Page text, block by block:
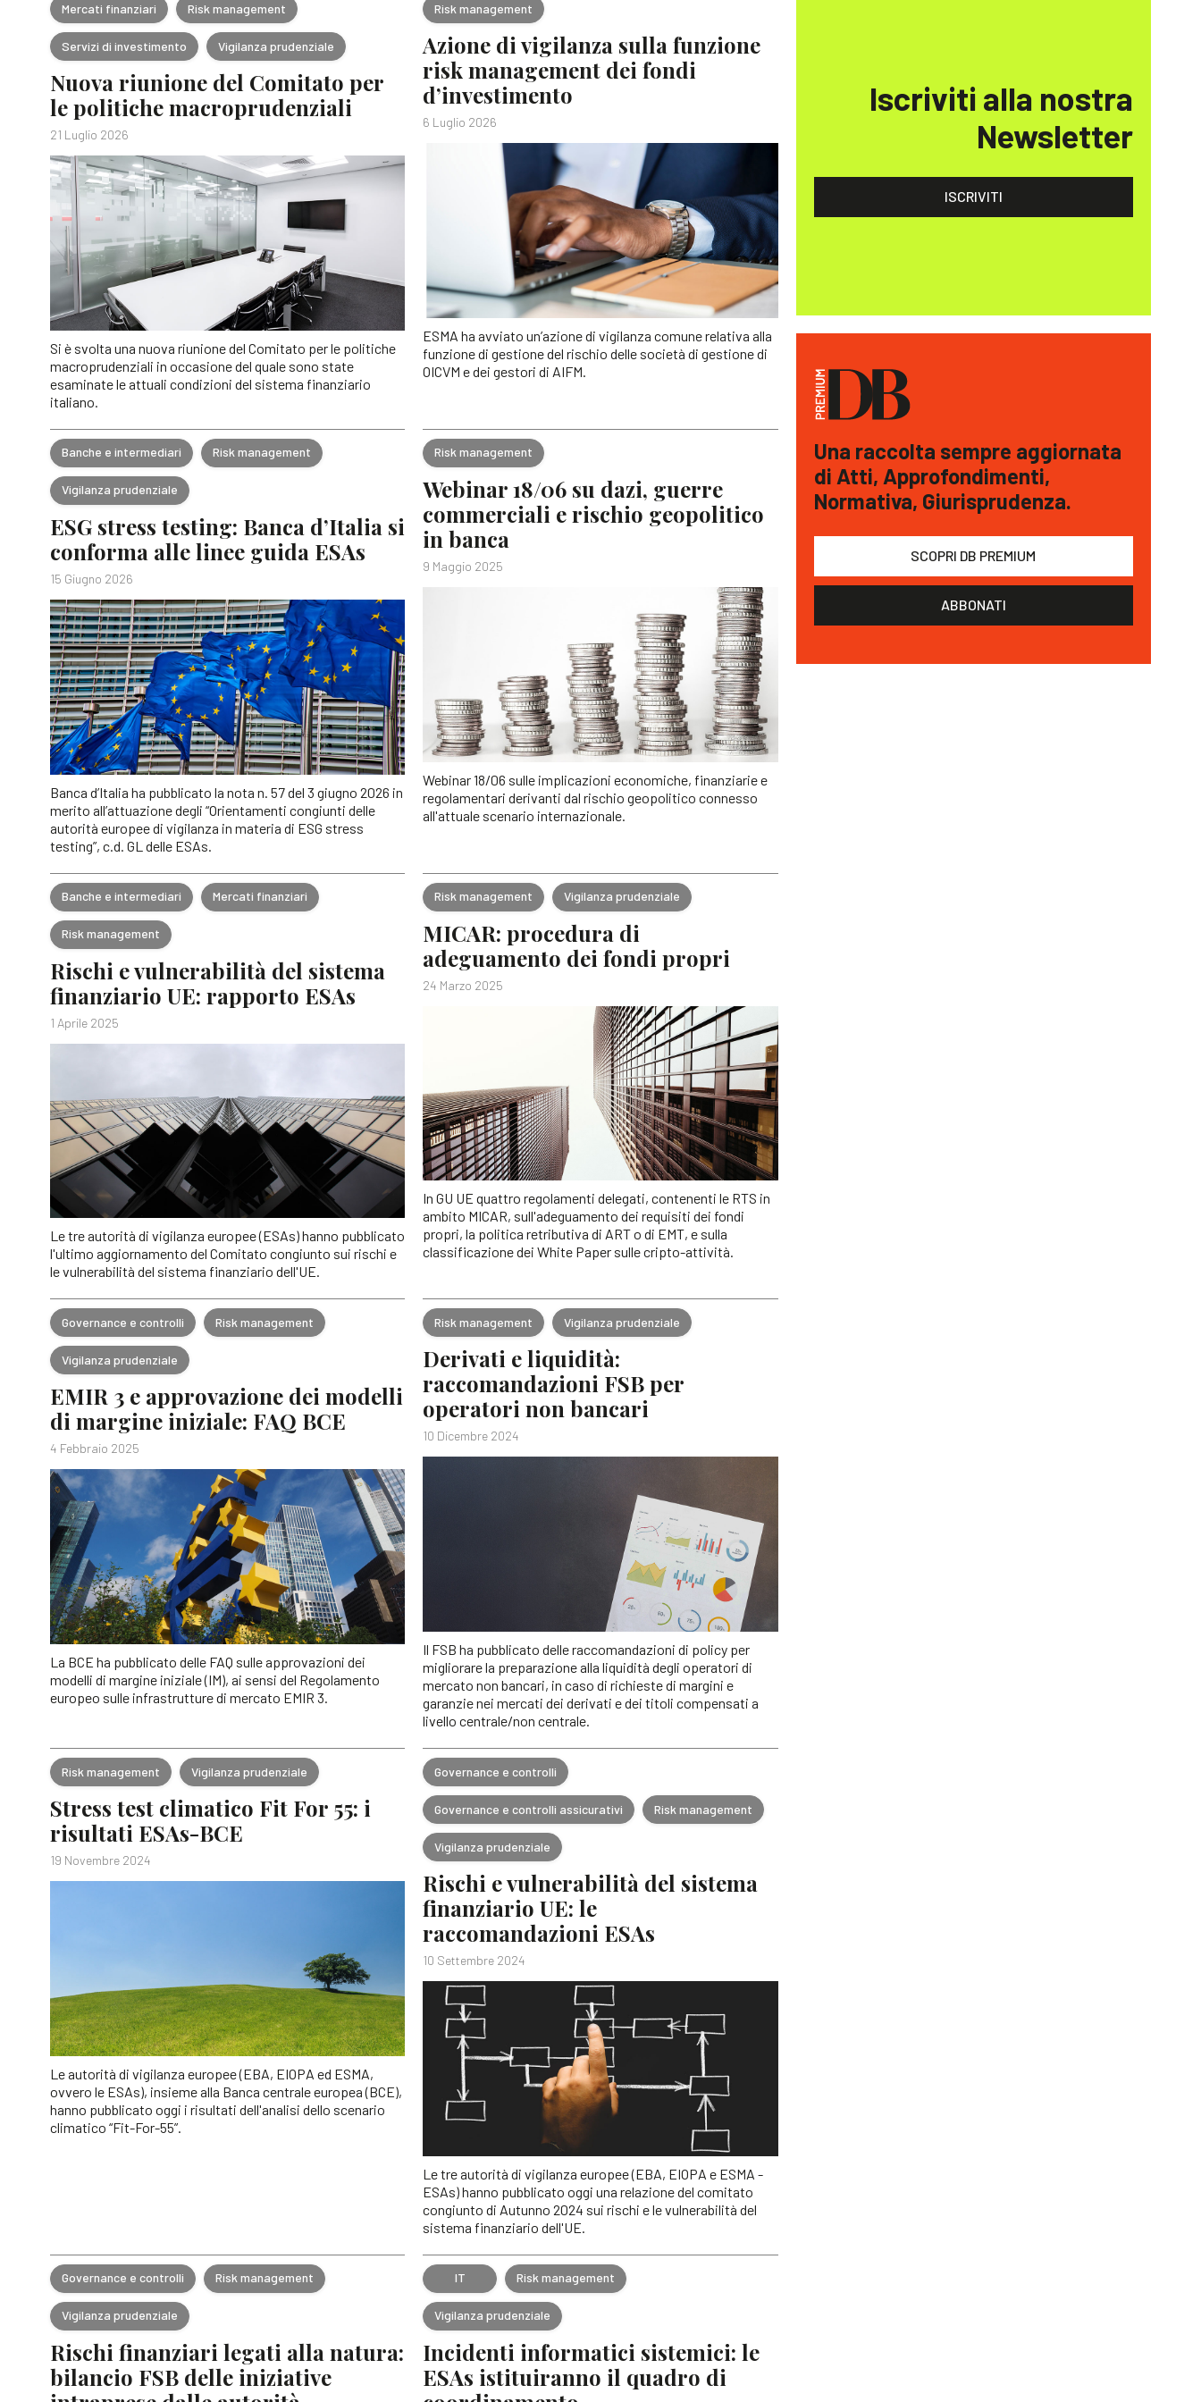
Mercati finanziari Risk management
Servizi di investimento Vigilanza prudenziale
Nuova riunione del Comitato per
le politiche macroprudenziali
21 Luglio 2026
Si è svolta una nuova riunione del Comitato per le politiche
macroprudenziali in occasione del quale sono state
esaminate le attuali condizioni del sistema finanziario
italiano.
Risk management
Azione di vigilanza sulla funzione
risk management dei fondi
d’investimento
6 Luglio 2026
ESMA ha avviato un’azione di vigilanza comune relativa alla
funzione di gestione del rischio delle società di gestione di
OICVM e dei gestori di AIFM.
Banche e intermediari Risk management
Vigilanza prudenziale
ESG stress testing: Banca d’Italia si
conforma alle linee guida ESAs
15 Giugno 2026
Banca d’Italia ha pubblicato la nota n. 57 del 3 giugno 2026 in
merito all’attuazione degli “Orientamenti congiunti delle
autorità europee di vigilanza in materia di ESG stress
testing”, c.d. GL delle ESAs.
Risk management
Webinar 18/06 su dazi, guerre
commerciali e rischio geopolitico
in banca
9 Maggio 2025
Webinar 18/06 sulle implicazioni economiche, finanziarie e
regolamentari derivanti dal rischio geopolitico connesso
all'attuale scenario internazionale.
Banche e intermediari Mercati finanziari
Risk management
Rischi e vulnerabilità del sistema
finanziario UE: rapporto ESAs
1 Aprile 2025
Le tre autorità di vigilanza europee (ESAs) hanno pubblicato
l'ultimo aggiornamento del Comitato congiunto sui rischi e
le vulnerabilità del sistema finanziario dell'UE.
Risk management Vigilanza prudenziale
MICAR: procedura di
adeguamento dei fondi propri
24 Marzo 2025
In GU UE quattro regolamenti delegati, contenenti le RTS in
ambito MICAR, sull'adeguamento dei requisiti dei fondi
propri, la politica retributiva di ART o di EMT, e sulla
classificazione dei White Paper sulle cripto-attività.
Governance e controlli Risk management
Vigilanza prudenziale
EMIR 3 e approvazione dei modelli
di margine iniziale: FAQ BCE
4 Febbraio 2025
La BCE ha pubblicato delle FAQ sulle approvazioni dei
modelli di margine iniziale (IM), ai sensi del Regolamento
europeo sulle infrastrutture di mercato EMIR 3.
Risk management Vigilanza prudenziale
Derivati e liquidità:
raccomandazioni FSB per
operatori non bancari
10 Dicembre 2024
Il FSB ha pubblicato delle raccomandazioni di policy per
migliorare la preparazione alla liquidità degli operatori di
mercato non bancari, in caso di richieste di margini e
garanzie nei mercati dei derivati e dei titoli compensati a
livello centrale/non centrale.
Risk management Vigilanza prudenziale
Stress test climatico Fit For 55: i
risultati ESAs-BCE
19 Novembre 2024
Le autorità di vigilanza europee (EBA, EIOPA ed ESMA,
ovvero le ESAs), insieme alla Banca centrale europea (BCE),
hanno pubblicato oggi i risultati dell'analisi dello scenario
climatico “Fit-For-55”.
Governance e controlli
Governance e controlli assicurativi Risk management
Vigilanza prudenziale
Rischi e vulnerabilità del sistema
finanziario UE: le
raccomandazioni ESAs
10 Settembre 2024
Le tre autorità di vigilanza europee (EBA, EIOPA e ESMA -
ESAs) hanno pubblicato oggi una relazione del comitato
congiunto di Autunno 2024 sui rischi e le vulnerabilità del
sistema finanziario dell'UE.
Governance e controlli Risk management
Vigilanza prudenziale
Rischi finanziari legati alla natura:
bilancio FSB delle iniziative
IT Risk management
Vigilanza prudenziale
Incidenti informatici sistemici: le
ESAs istituiranno il quadro di
Iscriviti alla nostra
Newsletter
ISCRIVITI
Una raccolta sempre aggiornata
di Atti, Approfondimenti,
Normativa, Giurisprudenza.
SCOPRI DB PREMIUM
ABBONATI